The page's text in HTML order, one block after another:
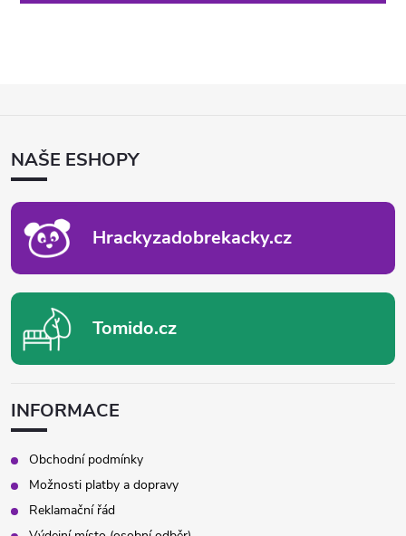
ANAŠE ESHOPY
Hrackyzadobrekacky.cz
Tomido.cz
INFORMACE
Obchodní podmínky
Možnosti platby a dopravy
Reklamační řád